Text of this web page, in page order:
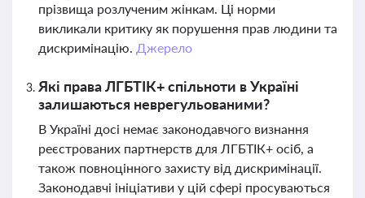
прізвища розлученим жінкам. Ці норми
викликали критику як порушення прав людини та
дискримінацію. Джерело
Які права ЛГБТІК+ спільноти в Україні
залишаються неврегульованими?
В Україні досі немає законодавчого визнання
реєстрованих партнерств для ЛГБТІК+ осіб, а
також повноцінного захисту від дискримінації.
Законодавчі ініціативи у цій сфері просуваються